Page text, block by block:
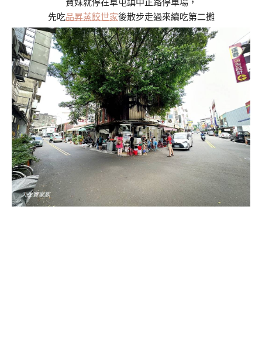
寶妹就停在草屯鎮中正路停車場，
先吃品昇蒸餃世家後散步走過來續吃第二攤